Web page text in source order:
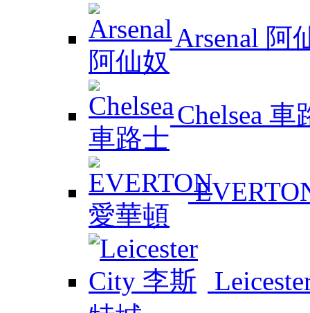
Arsenal 阿
Chelsea 車